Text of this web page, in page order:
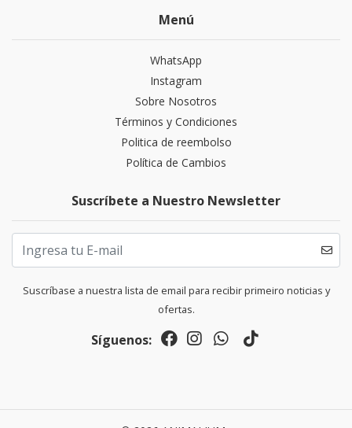
Menú
WhatsApp
Instagram
Sobre Nosotros
Términos y Condiciones
Politica de reembolso
Política de Cambios
Suscríbete a Nuestro Newsletter
Suscríbase a nuestra lista de email para recibir primeiro noticias y
ofertas.
Síguenos: